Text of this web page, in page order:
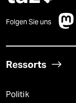
Folgen Sie uns
Ressorts
Politik